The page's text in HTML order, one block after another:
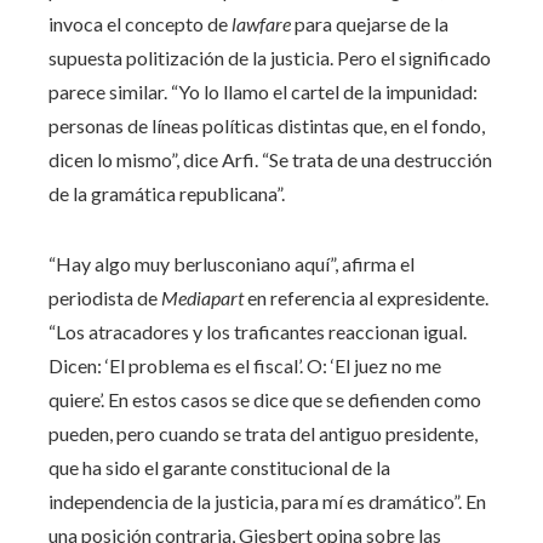
invoca el concepto de lawfarepara quejarse de la
supuesta politización de la justicia. Pero el significado
parece similar. “Yo lo llamo el cartel de la impunidad:
personas de líneas políticas distintas que, en el fondo,
dicen lo mismo”, dice Arfi. “Se trata de una destrucción
de la gramática republicana”.
“Hay algo muy berlusconiano aquí”, afirma el
periodista de Mediaparten referencia al expresidente.
“Los atracadores y los traficantes reaccionan igual.
Dicen: ‘El problema es el fiscal’. O: ‘El juez no me
quiere’. En estos casos se dice que se defienden como
pueden, pero cuando se trata del antiguo presidente,
que ha sido el garante constitucional de la
independencia de la justicia, para mí es dramático”. En
una posición contraria, Giesbert opina sobre las